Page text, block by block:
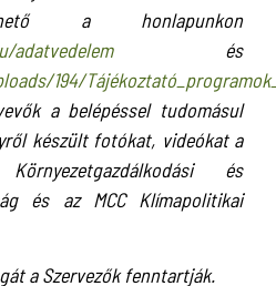
a honlapunkon
adatvedelemés
194/
a belépéssel tudomásul
készült fotókat, videókat a
és
és az MCC Klímapolitikai
a Szervezők fenntartják.